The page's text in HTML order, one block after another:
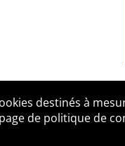
de confidentialité
destinés à
de politique de